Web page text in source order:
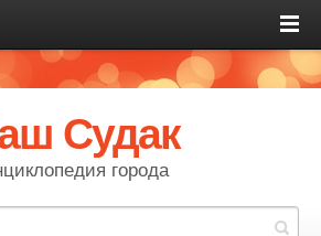
Судак
города